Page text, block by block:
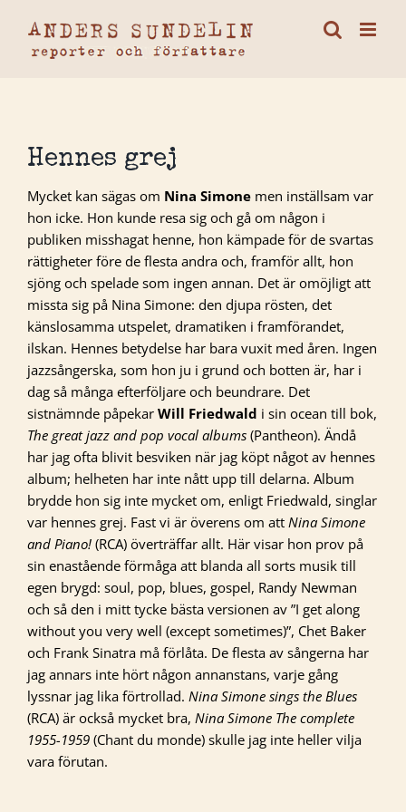
innehållet
Hennes grej
Mycket kan sägas om Nina Simone men inställsam var
hon icke. Hon kunde resa sig och gå om någon i
publiken misshagat henne, hon kämpade för de svartas
rättigheter före de flesta andra och, framför allt, hon
sjöng och spelade som ingen annan. Det är omöjligt att
missta sig på Nina Simone: den djupa rösten, det
känslosamma utspelet, dramatiken i framförandet,
ilskan. Hennes betydelse har bara vuxit med åren. Ingen
jazzsångerska, som hon ju i grund och botten är, har i
dag så många efterföljare och beundrare. Det
sistnämnde påpekar Will Friedwald i sin ocean till bok,
The great jazz and pop vocal albums (Pantheon). Ändå
har jag ofta blivit besviken när jag köpt något av hennes
album; helheten har inte nått upp till delarna. Album
brydde hon sig inte mycket om, enligt Friedwald, singlar
var hennes grej. Fast vi är överens om att Nina Simone
and Piano! (RCA) överträffar allt. Här visar hon prov på
sin enastående förmåga att blanda all sorts musik till
egen brygd: soul, pop, blues, gospel, Randy Newman
och så den i mitt tycke bästa versionen av ”I get along
without you very well (except sometimes)”, Chet Baker
och Frank Sinatra må förlåta. De flesta av sångerna har
jag annars inte hört någon annanstans, varje gång
lyssnar jag lika förtrollad. Nina Simone sings the Blues
(RCA) är också mycket bra, Nina Simone The complete
1955-1959 (Chant du monde) skulle jag inte heller vilja
vara förutan.